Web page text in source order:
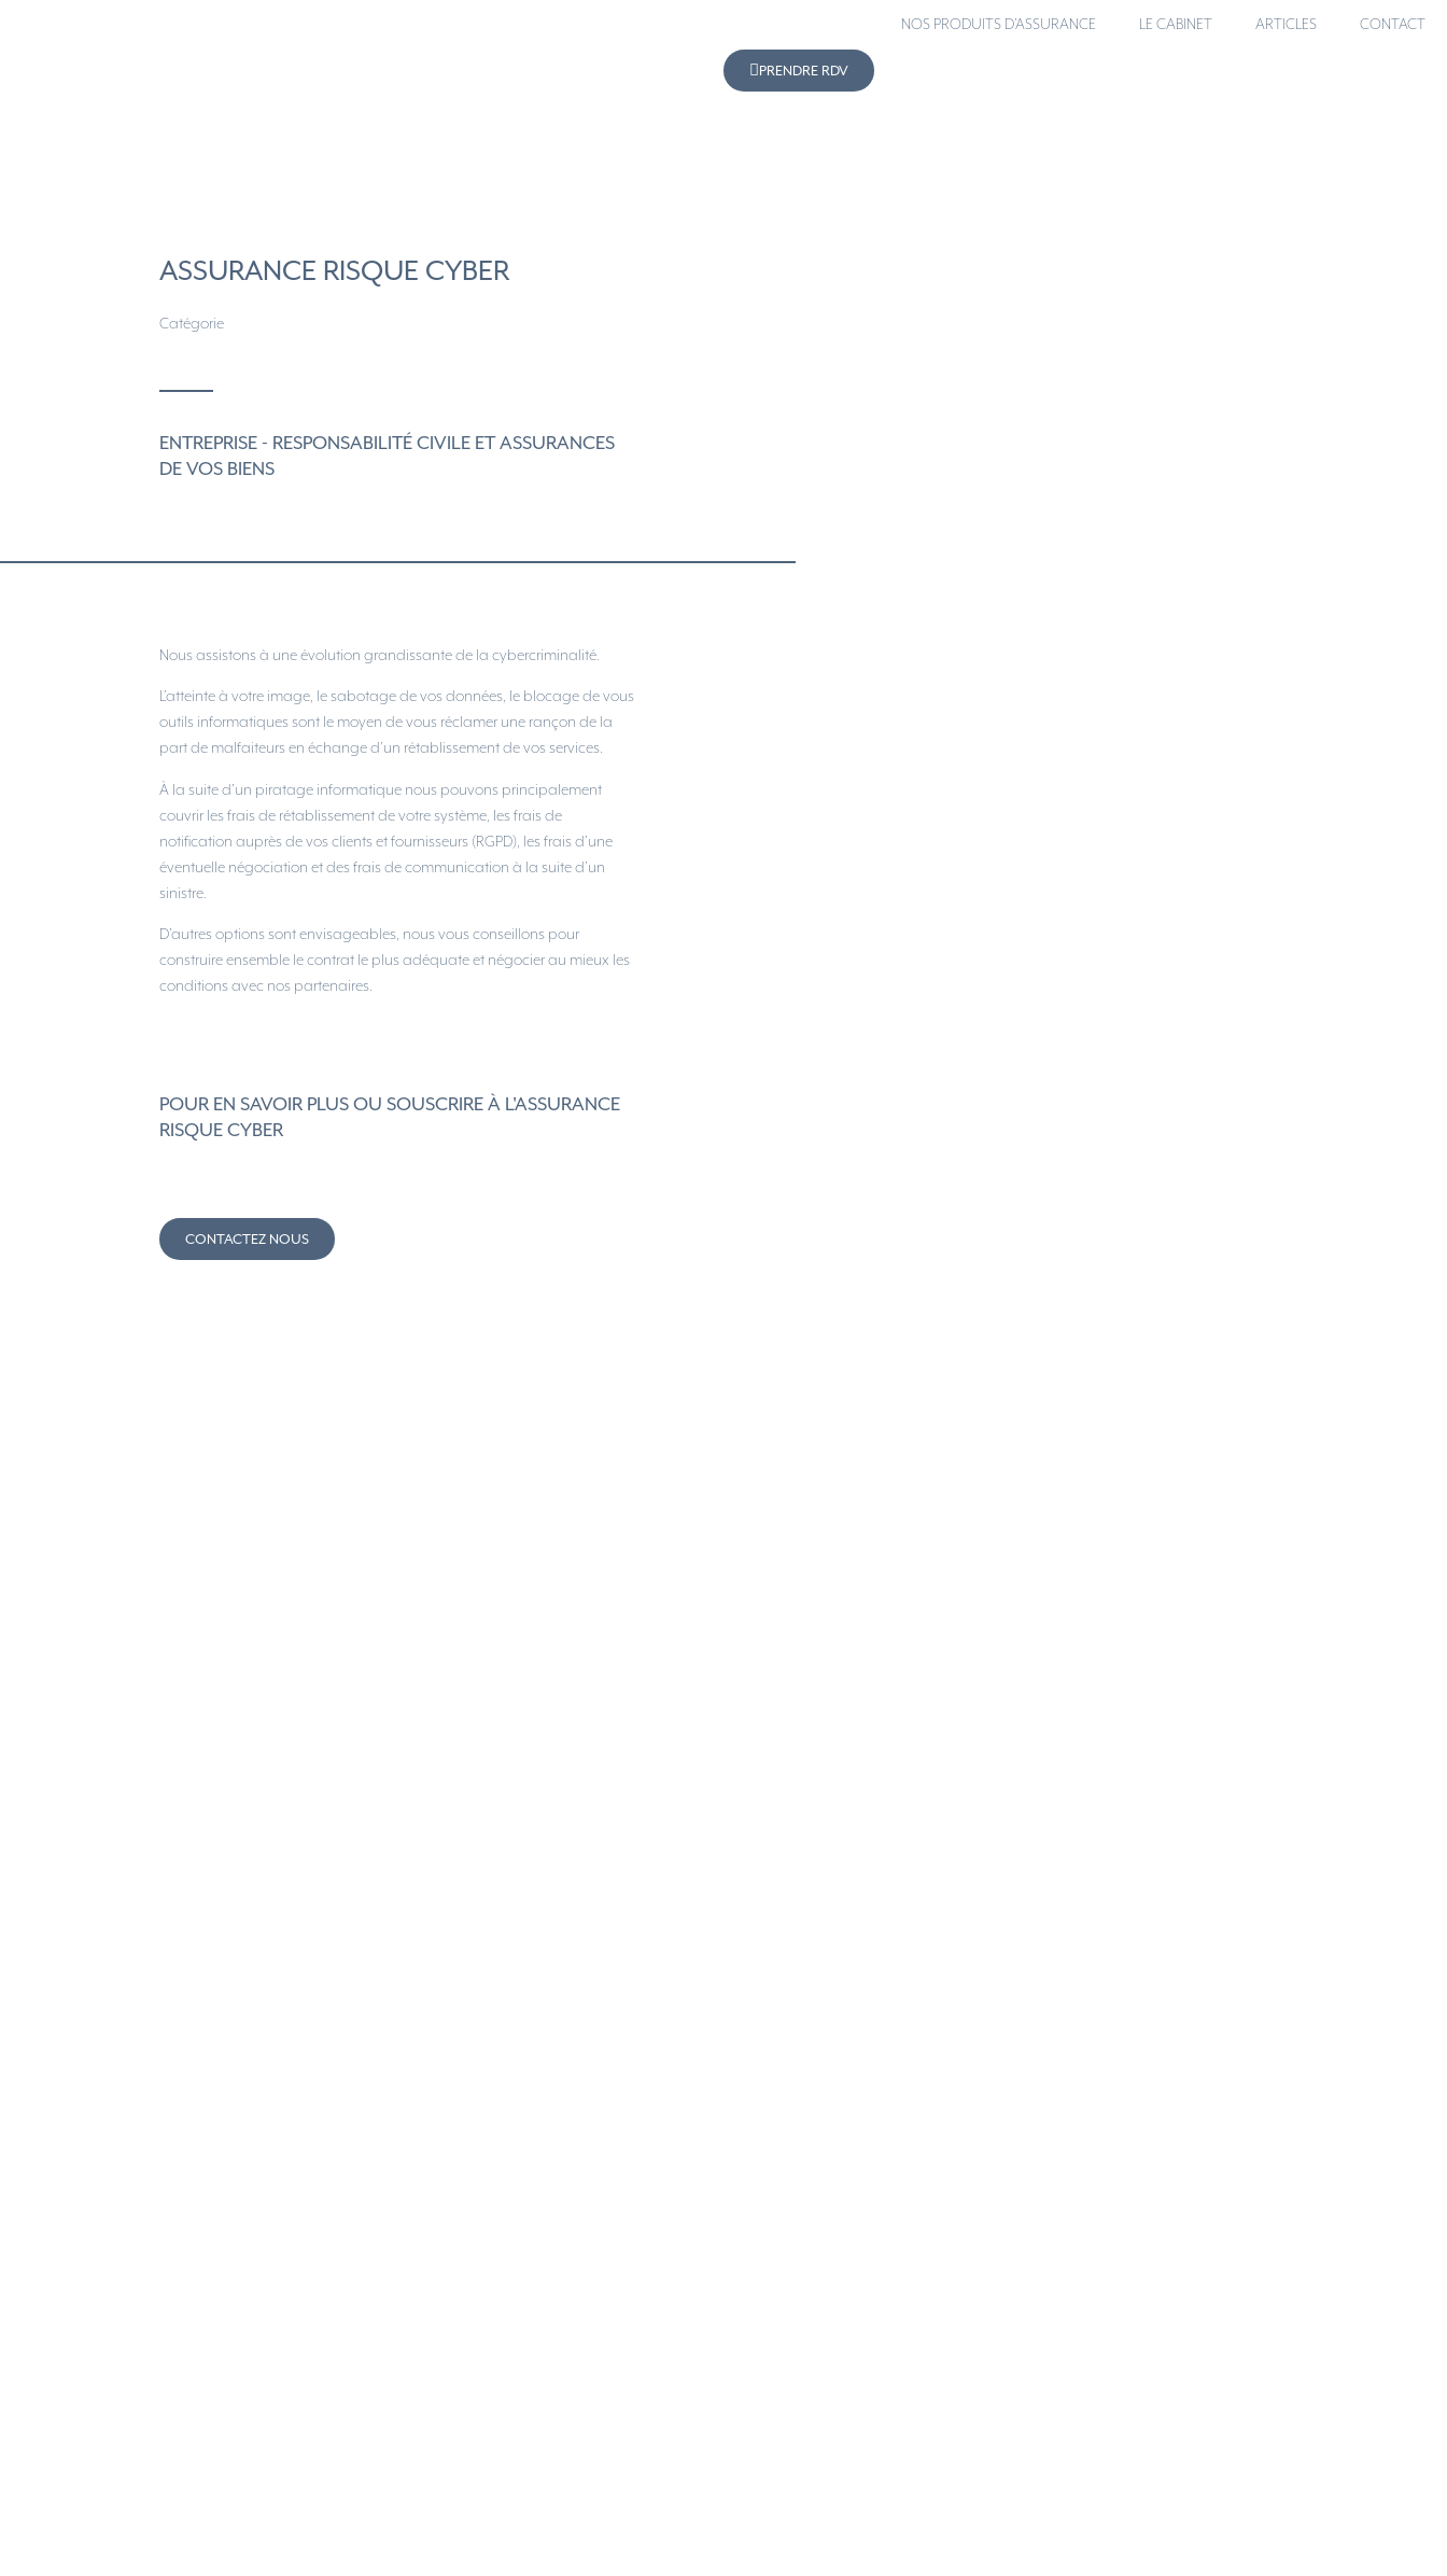
NOS PRODUITS D’ASSURANCE LE CABINET ARTICLES CONTACT
PRENDRE RDV
ASSURANCE RISQUE CYBER
Catégorie
ENTREPRISE - RESPONSABILITÉ CIVILE ET ASSURANCES
DE VOS BIENS
Nous assistons à une évolution grandissante de la cybercriminalité.
L’atteinte à votre image, le sabotage de vos données, le blocage de vous
outils informatiques sont le moyen de vous réclamer une rançon de la
part de malfaiteurs en échange d’un rétablissement de vos services.
À la suite d’un piratage informatique nous pouvons principalement
couvrir les frais de rétablissement de votre système, les frais de
notification auprès de vos clients et fournisseurs (RGPD), les frais d’une
éventuelle négociation et des frais de communication à la suite d’un
sinistre.
D’autres options sont envisageables, nous vous conseillons pour
construire ensemble le contrat le plus adéquate et négocier au mieux les
conditions avec nos partenaires.
POUR EN SAVOIR PLUS OU SOUSCRIRE À L'ASSURANCE
RISQUE CYBER
CONTACTEZ NOUS